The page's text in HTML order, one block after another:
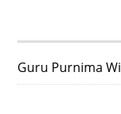
Guru Purnima